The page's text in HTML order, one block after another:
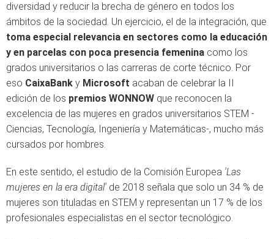
diversidad y reducir la brecha de género en todos los
ámbitos de la sociedad. Un ejercicio, el de la integración, que
toma especial relevancia en sectores como la educación
y en parcelas con poca presencia femenina como los
grados universitarios o las carreras de corte técnico. Por
eso CaixaBank y Microsoft acaban de celebrar la II
edición de los premios WONNOW que reconocen la
excelencia de las mujeres en grados universitarios STEM -
Ciencias, Tecnología, Ingeniería y Matemáticas-, mucho más
cursados por hombres.
En este sentido, el estudio de la Comisión Europea 'Las
mujeres en la era digital' de 2018 señala que solo un 34 % de
mujeres son tituladas en STEM y representan un 17 % de los
profesionales especialistas en el sector tecnológico.